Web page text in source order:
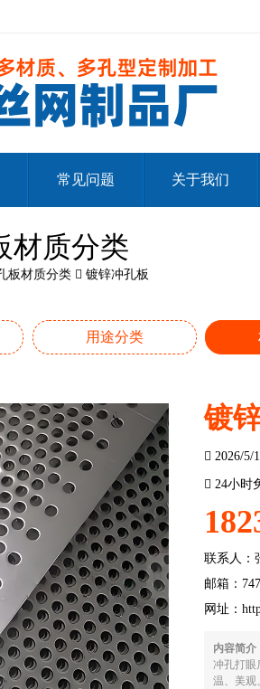
常见问题 关于我们
材质分类
板材质分类 镀锌冲孔板
用途分类
镀
2026/
24小时
联系人：
邮箱：
网址：
内容简介
冲孔打眼
温、美观